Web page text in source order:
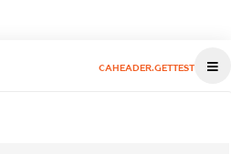
CAHEADER.GETTEST